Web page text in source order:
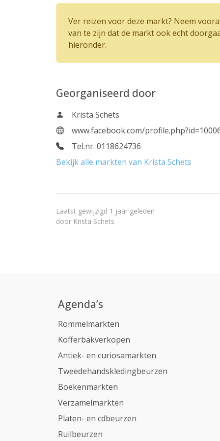
Ver reizen voor deze markt? Neem
van te zijn dat de markt ook echt
hieronder.
Georganiseerd door
Krista Schets
www.facebook.com/
Tel.nr. 0118624736
Bekijk alle markten van Krista Schets
Laatst gewijzigd 1 jaar geleden
door Krista Schets
Agenda’s
Rommelmarkten
Kofferbakverkopen
Antiek- en curiosamarkten
Tweedehandskledingbeurzen
Boekenmarkten
Verzamelmarkten
Platen- en cdbeurzen
Ruilbeurzen